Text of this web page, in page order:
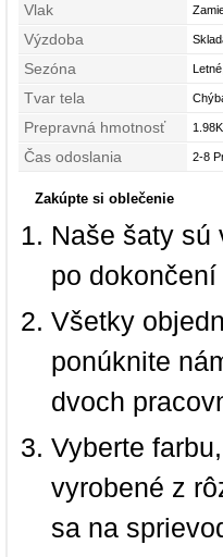
Vlak
Výzdoba
Sezóna
Tvar tela
Prepravná hmotnosť
Čas odoslania 2-8
Zakúpte si oblečenie
Naše šaty sú
po
Všetky
ponúknite
dvoch
Vyberte
vyrobené z
sa na